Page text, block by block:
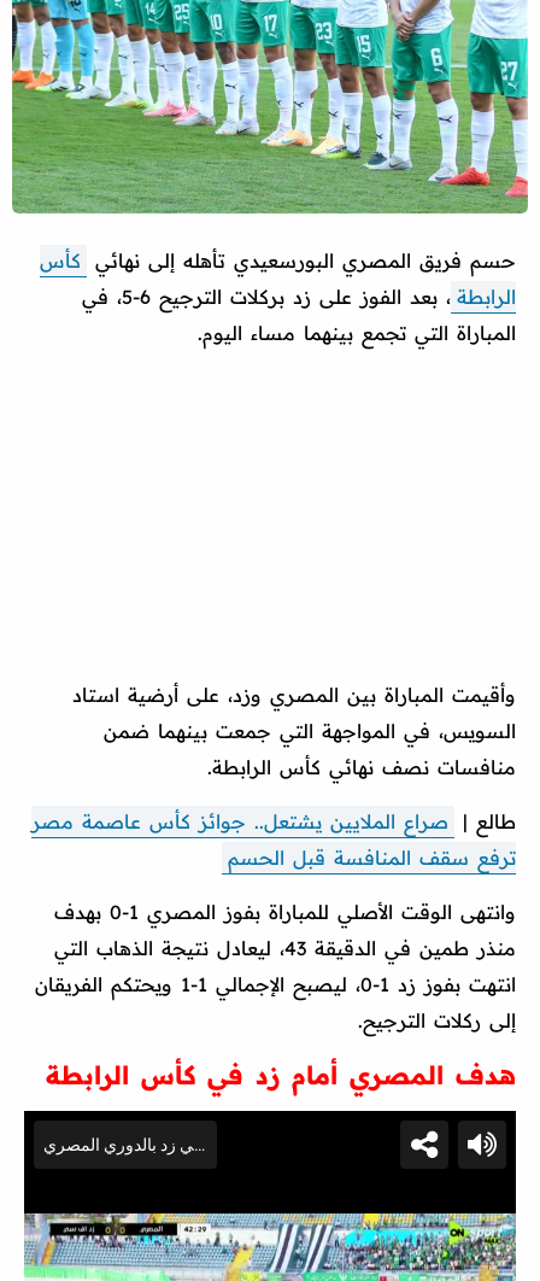
حسم فريق المصري البورسعيدي تأهله إلى نهائي
كأس
الرابطة
، بعد الفوز على زد بركلات الترجيح 6-5، في
المباراة التي تجمع بينهما مساء اليوم.
وأقيمت المباراة بين المصري وزد، على أرضية استاد
السويس، في المواجهة التي جمعت بينهما ضمن
منافسات نصف نهائي كأس الرابطة.
طالع |
صراع الملايين يشتعل.. جوائز كأس عاصمة مصر
ترفع سقف المنافسة قبل الحسم
وانتهى الوقت الأصلي للمباراة بفوز المصري 1-0 بهدف
منذر طمين في الدقيقة 43، ليعادل نتيجة الذهاب التي
انتهت بفوز زد 1-0، ليصبح الإجمالي 1-1 ويحتكم الفريقان
إلى ركلات الترجيح.
هدف المصري أمام زد في كأس الرابطة